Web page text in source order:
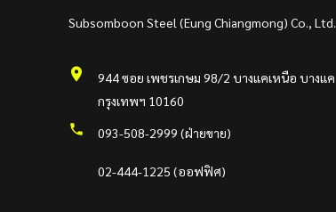
Subsomboon Steel (Eung Chiangmong) Co., Ltd.
944 ซอย เพชรเกษม 98/2 บางแคเหนือ บางแค
กรุงเทพฯ 10160
093-508-2999 (ฝ่ายขาย)
02-444-1225 (ออฟฟิศ)